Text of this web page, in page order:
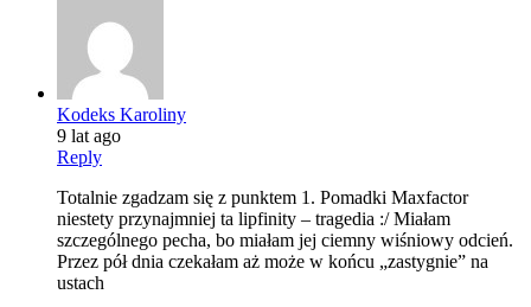
Kodeks Karoliny
9 lat ago
Reply
Totalnie zgadzam się z punktem 1. Pomadki Maxfactor
niestety przynajmniej ta lipfinity – tragedia :/ Miałam
szczególnego pecha, bo miałam jej ciemny wiśniowy odcień.
Przez pół dnia czekałam aż może w końcu „zastygnie” na
ustach